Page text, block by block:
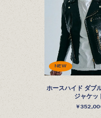
NEW
ホースハイド ダブ
ジャケッ
￥